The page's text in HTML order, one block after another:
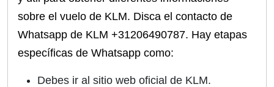
sobre el vuelo de KLM. Disca el contacto de
Whatsapp de KLM +31206490787. Hay etapas
específicas de Whatsapp como:
Debes ir al sitio web oficial de KLM.